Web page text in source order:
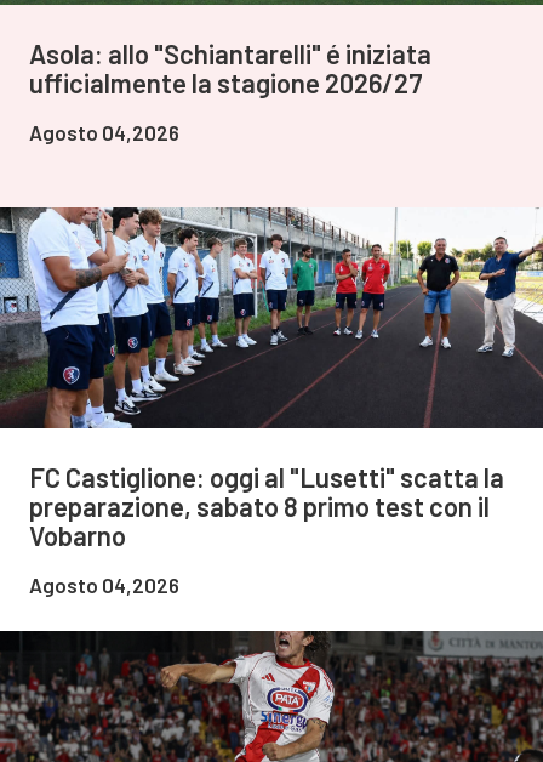
Asola: allo "Schiantarelli" é iniziata
ufficialmente la stagione 2026/27
Agosto 04,2026
FC Castiglione: oggi al "Lusetti" scatta la
preparazione, sabato 8 primo test con il
Vobarno
Agosto 04,2026